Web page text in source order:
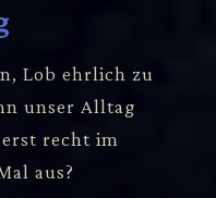
Lob ehrlich zu
unser Alltag
recht im
aus?